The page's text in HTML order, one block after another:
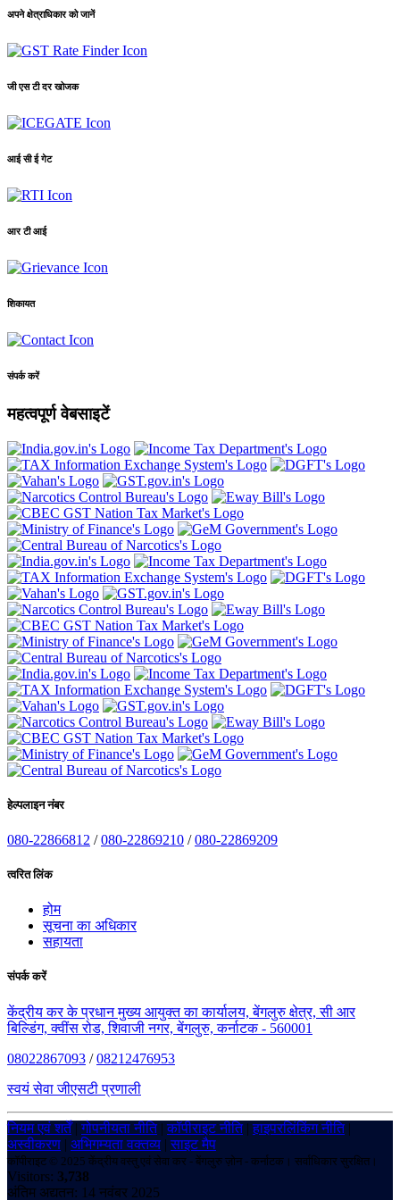
अपने क्षेत्राधिकार को जानें
जी एस टी दर खोजक
आई सी ई गेट
आर टी आई
शिकायत
संपर्क करें
महत्वपूर्ण वेबसाइटें
हेल्पलाइन नंबर
080-22866812 /080-22869210 /080-22869209
त्वरित लिंक
होम
सूचना का अधिकार
सहायता
संपर्क करें
केंद्रीय कर के प्रधान मुख्य आयुक्त का कार्यालय, बेंगलुरु क्षेत्र, सी आर
बिल्डिंग, क्वींस रोड, शिवाजी नगर, बेंगलुरु, कर्नाटक - 560001
08022867093 /08212476953
स्वयं सेवा जीएसटी प्रणाली
नियम एवं शर्तें|गोपनीयता नीति|कॉपीराइट नीति|हाइपरलिंकिंग नीति|
अस्वीकरण | अभिगम्यता वक्तव्य |साइट मैप
कॉपीराइट © 2025 केंद्रीय वस्तु एवं सेवा कर - बेंगलुरु ज़ोन - कर्नाटक। सर्वाधिकार सुरक्षित।
Visitors: 3,738
अंतिम अद्यतन: 14 नवंबर 2025